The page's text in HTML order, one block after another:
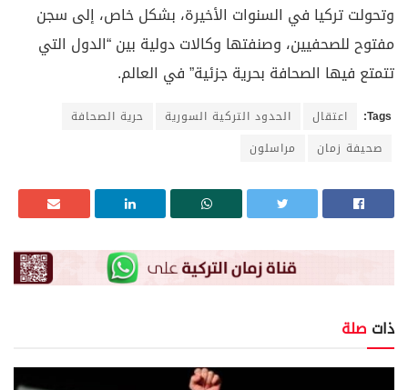
وتحولت تركيا في السنوات الأخيرة، بشكل خاص، إلى سجن
مفتوح للصحفيين، وصنفتها وكالات دولية بين “الدول التي
تتمتع فيها الصحافة بحرية جزئية” في العالم.
Tags: اعتقال الحدود التركية السورية
حرية الصحافة
صحيفة زمان
مراسلون
ذات صلة